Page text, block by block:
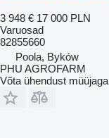
3 948 € 17 000 PLN
Varuosad
82855660
Poola, Byków
PHU AGROFARM
Võta ühendust müüjaga